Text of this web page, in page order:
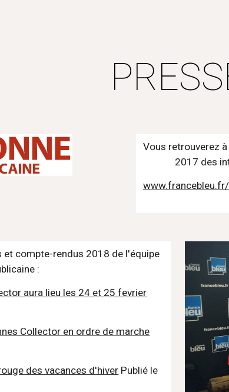
Vous retrouverez
2017 des
et compte-rendus 2018 de l'équipe
:
aura lieu les 24 et 25 fevrier
Collector en ordre de marche
des vacances d'hiver Publié le